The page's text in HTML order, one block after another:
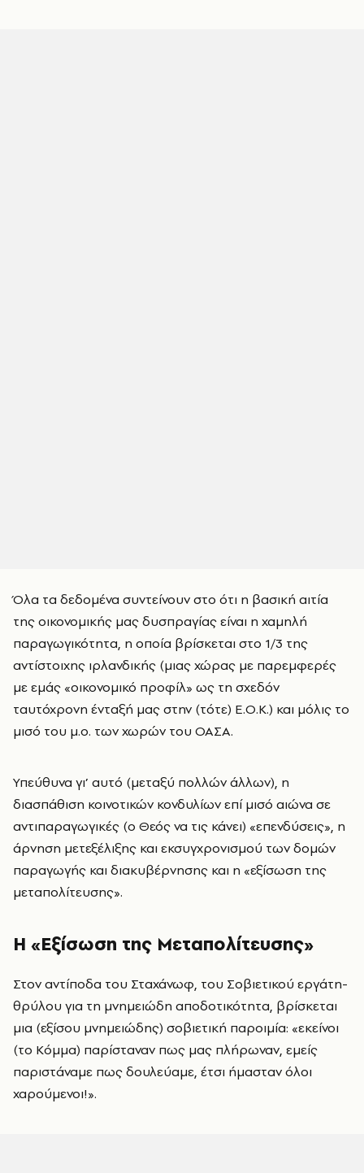
Όλα τα δεδομένα συντείνουν στο ότι η βασική αιτία
της οικονομικής μας δυσπραγίας είναι η χαμηλή
παραγωγικότητα, η οποία βρίσκεται στο 1/3 της
αντίστοιχης ιρλανδικής (μιας χώρας με παρεμφερές
με εμάς «οικονομικό προφίλ» ως τη σχεδόν
ταυτόχρονη ένταξή μας στην (τότε) Ε.Ο.Κ.) και μόλις το
μισό του μ.ο. των χωρών του ΟΑΣΑ.
Υπεύθυνα γι’ αυτό (μεταξύ πολλών άλλων), η
διασπάθιση κοινοτικών κονδυλίων επί μισό αιώνα σε
αντιπαραγωγικές (ο Θεός να τις κάνει) «επενδύσεις», η
άρνηση μετεξέλιξης και εκσυγχρονισμού των δομών
παραγωγής και διακυβέρνησης και η «εξίσωση της
μεταπολίτευσης».
Η «Εξίσωση της Μεταπολίτευσης»
Στον αντίποδα του Σταχάνωφ, του Σοβιετικού εργάτη-
θρύλου για τη μνημειώδη αποδοτικότητα, βρίσκεται
μια (εξίσου μνημειώδης) σοβιετική παροιμία: «εκείνοι
(το Κόμμα) παρίσταναν πως μας πλήρωναν, εμείς
παριστάναμε πως δουλεύαμε, έτσι ήμασταν όλοι
χαρούμενοι!».